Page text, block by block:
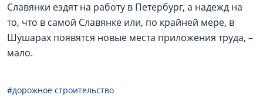
Славянки ездят на работу в Петербург, а надежд на
то, что в самой Славянке или, по крайней мере, в
Шушарах появятся новые места приложения труда, –
мало.
#дорожное строительство